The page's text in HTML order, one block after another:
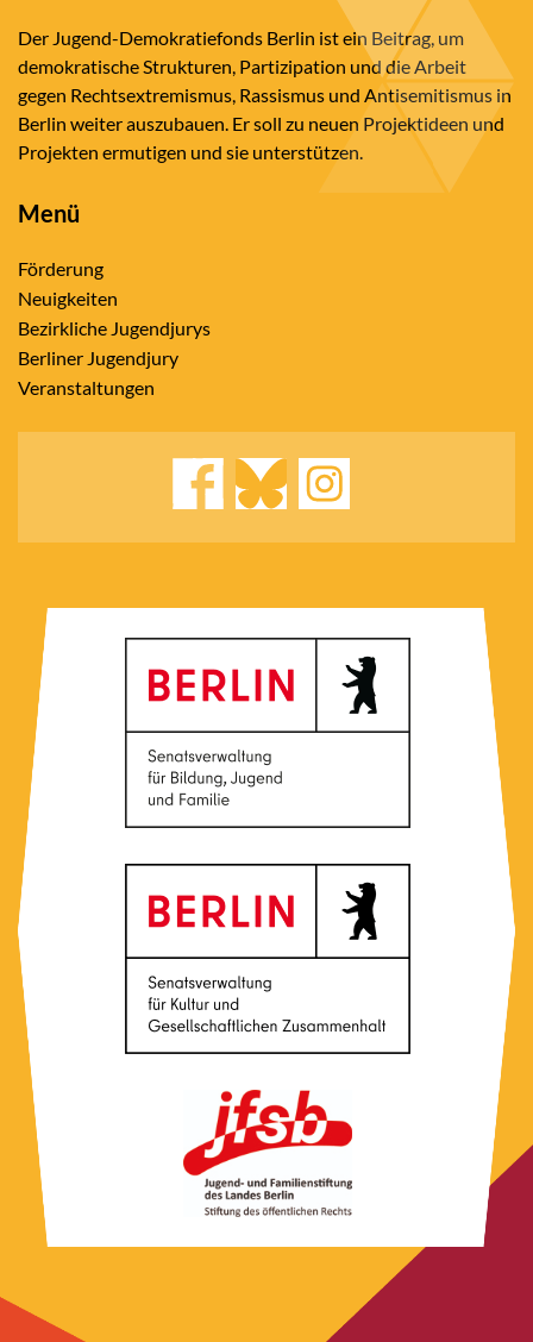
Der Jugend-Demokratiefonds Berlin ist ein Beitrag, um
demokratische Strukturen, Partizipation und die Arbeit
gegen Rechtsextremismus, Rassismus und Antisemitismus in
Berlin weiter auszubauen. Er soll zu neuen Projektideen und
Projekten ermutigen und sie unterstützen.
Menü
Förderung
Neuigkeiten
Bezirkliche Jugendjurys
Berliner Jugendjury
Veranstaltungen